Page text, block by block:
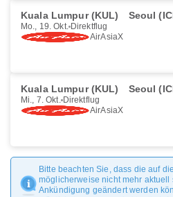
Kuala Lumpur (KUL) Seoul
Mo., 19. Okt. Direktflug
AirAsiaX
Kuala Lumpur (KUL) Seoul
Mi., 7. Okt. Direktflug
AirAsiaX
Bitte beachten Sie, dass die auf
möglicherweise nicht mehr
Ankündigung geändert werden